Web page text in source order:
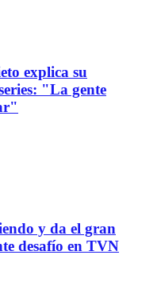
explica su
"La gente
y da el gran
desafío en TVN